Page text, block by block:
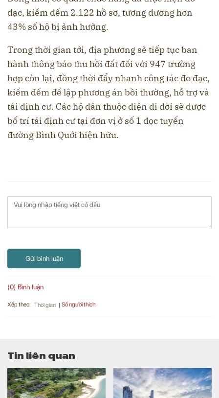
đạc, kiểm đếm 2.122 hồ sơ, tương đương hơn
43% số hộ bị ảnh hưởng.
Trong thời gian tới, địa phương sẽ tiếp tục ban
hành thông báo thu hồi đất đối với 947 trường
hợp còn lại, đồng thời đẩy nhanh công tác đo đạc,
kiểm đếm để lập phương án bồi thường, hỗ trợ và
tái định cư. Các hộ dân thuộc diện di dời sẽ được
bố trí tái định cư tại đơn vị ở số 1 dọc tuyến
đường Bình Quới hiện hữu.
Gửi bình luận
(0) Bình luận
Xếp theo: Thời gian Số người thích
Tin liên quan